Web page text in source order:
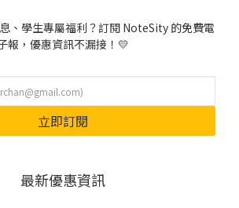
、學生專屬福利？訂閱 NoteSity 的免費電
報，優惠資訊不漏接！💛
立即訂閱
最新優惠資訊